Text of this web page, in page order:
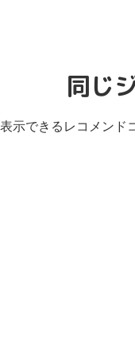
同じ
表示できるレコメンド